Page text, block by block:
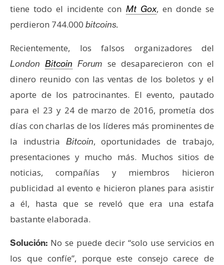
tiene todo el incidente con Mt Gox, en donde se
perdieron 744.000 bitcoins.
Recientemente, los falsos organizadores del
LondonBitcoin Forum se desaparecieron con el
dinero reunido con las ventas de los boletos y el
aporte de los patrocinantes. El evento, pautado
para el 23 y 24 de marzo de 2016, prometía dos
días con charlas de los líderes más prominentes de
la industria Bitcoin, oportunidades de trabajo,
presentaciones y mucho más. Muchos sitios de
noticias, compañías y miembros hicieron
publicidad al evento e hicieron planes para asistir
a él, hasta que se reveló que era una estafa
bastante elaborada.
Solución: No se puede decir “solo use servicios en
los que confíe”, porque este consejo carece de